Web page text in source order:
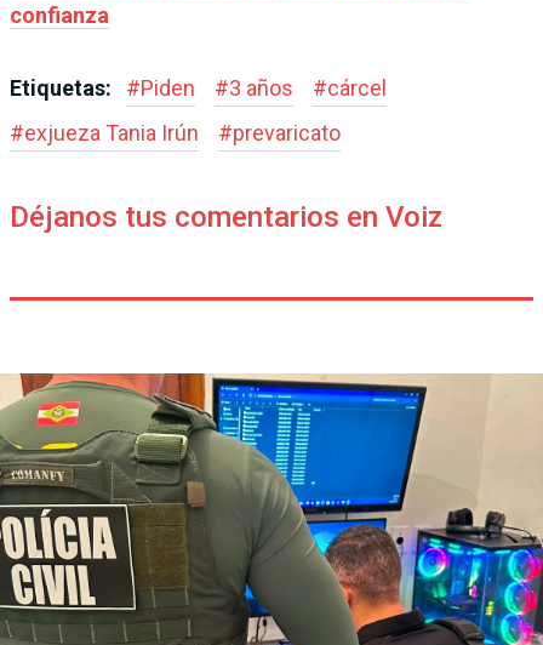
confianza
Etiquetas: #Piden #3 años #cárcel
#exjueza Tania Irún #prevaricato
Déjanos tus comentarios en Voiz